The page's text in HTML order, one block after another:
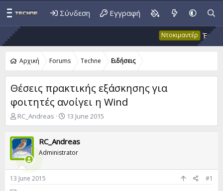
Σύνδεση Εγγραφή
Ντοκιμαντέρ Έκτακτο
Αρχική Forums Techne Ειδήσεις
Θέσεις πρακτικής εξάσκησης για
φοιτητές ανοίγει η Wind
T
h
e
a
d
s
RC_Andreas
S
t
r
t
a
13 June 2015
RC_Andreas
Administrator
13 June 2015 #1